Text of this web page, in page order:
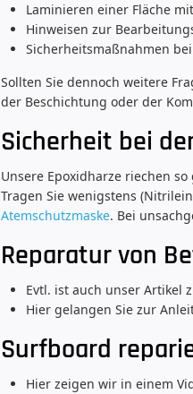
Laminieren einer Fläche
Hinweisen zur
Sicherheitsmaßnahmen
Sollten Sie dennoch weitere
der Beschichtung oder der
Sicherheit bei
Unsere Epoxidharze riechen
Tragen Sie wenigstens
Atemschutzmaske. Bei
Reparatur von
Evtl. ist auch unser Artikel
Hier gelangen Sie zur
Surfboard
Hier zeigen wir in einem